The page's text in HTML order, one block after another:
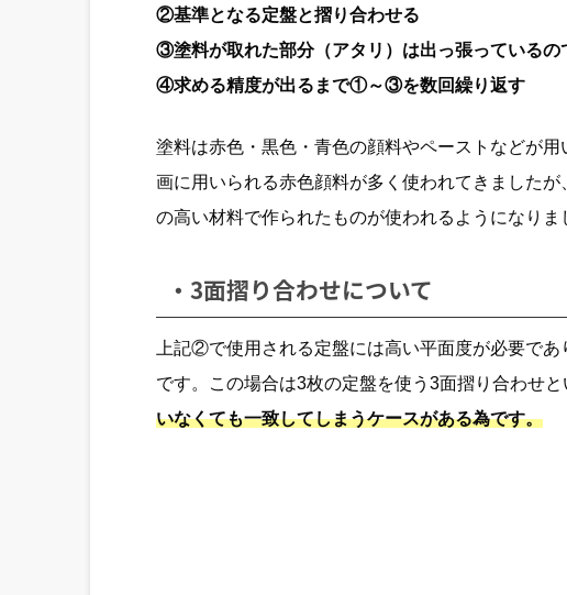
②基準となる定盤と摺り合わせる
③塗料が取れた部分（アタリ）は出っ張っているの
④求める精度が出るまで①～③を数回繰り返す
塗料は赤色・黒色・青色の顔料やペーストなどが
画に用いられる赤色顔料が多く使われてきました
の高い材料で作られたものが使われるようになりま
・3面摺り合わせについて
上記②で使用される定盤には高い平面度が必要で
です。この場合は3枚の定盤を使う3面摺り合わせと
いなくても一致してしまうケースがある為です。